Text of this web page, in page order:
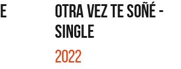
OTRA VEZ TE SOÑÉ -
SINGLE
2022